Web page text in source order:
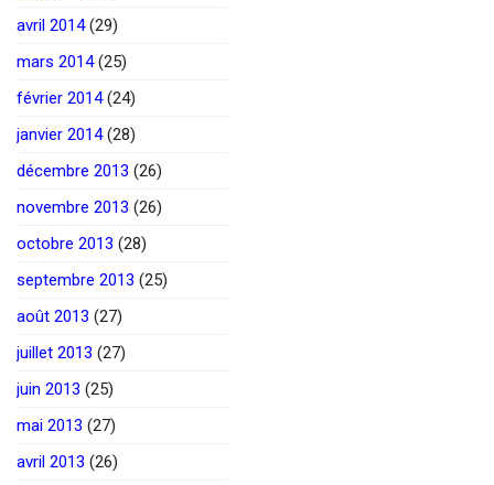
avril 2014(29)
mars 2014(25)
février 2014(24)
janvier 2014(28)
décembre 2013 (26)
novembre 2013 (26)
octobre 2013 (28)
septembre 2013 (25)
août 2013 (27)
juillet 2013 (27)
juin 2013 (25)
mai 2013 (27)
avril 2013 (26)